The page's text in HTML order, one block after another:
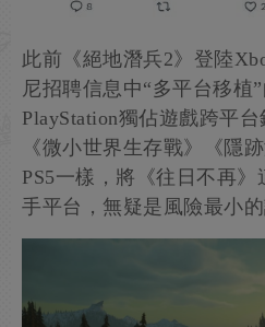
此前《絕地潛兵2》登陸
尼招聘信息中“多平台移植
PlayStation獨佔遊戲跨平
《微小世界生存戰》《隱
PS5一樣，將《往日不再》
手平台，無疑是風險最小的